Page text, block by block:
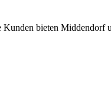
bieten Middendorf